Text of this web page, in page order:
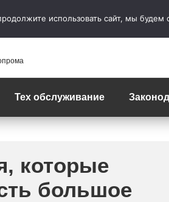
Тех обслуживание
которые
большое
использовать сайт, мы будем